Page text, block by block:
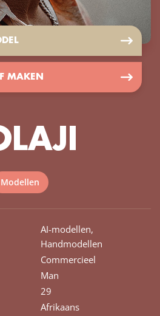
MAKEN
Modellen
AI-modellen,
Handmodellen
Commercieel
Man
29
Afrikaans